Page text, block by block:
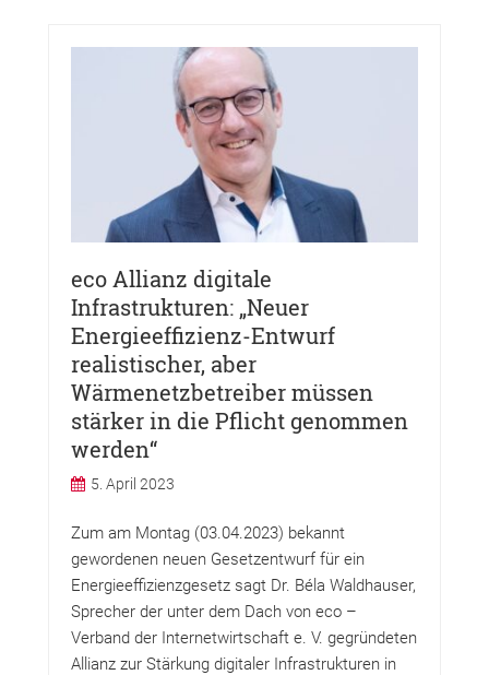
eco Allianz digitale
Infrastrukturen: „Neuer
Energieeffizienz-Entwurf
realistischer, aber
Wärmenetzbetreiber müssen
stärker in die Pflicht genommen
werden“
5. April 2023
Zum am Montag (03.04.2023) bekannt
gewordenen neuen Gesetzentwurf für ein
Energieeffizienzgesetz sagt Dr. Béla Waldhauser,
Sprecher der unter dem Dach von eco –
Verband der Internetwirtschaft e. V. gegründeten
Allianz zur Stärkung digitaler Infrastrukturen in